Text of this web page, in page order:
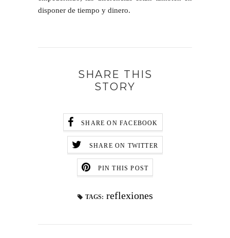
disponer de tiempo y dinero.
SHARE THIS
STORY
SHARE ON FACEBOOK
SHARE ON TWITTER
PIN THIS POST
TAGS: reflexiones